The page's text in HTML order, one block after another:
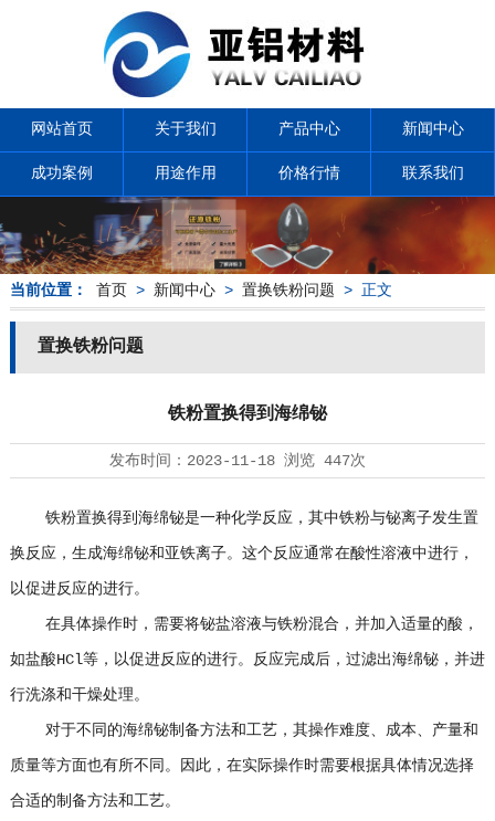
网站首页 关于我们 产品中心 新闻中心
成功案例 用途作用 价格行情 联系我们
当前位置： 首页 > 新闻中心> 置换铁粉问题 > 正文
置换铁粉问题
铁粉置换得到海绵铋
发布时间： 2023-11-18浏览 447次
铁粉置换得到海绵铋是一种化学反应，其中铁粉与铋离子发生置
换反应，生成海绵铋和亚铁离子。这个反应通常在酸性溶液中进行，
以促进反应的进行。
在具体操作时，需要将铋盐溶液与铁粉混合，并加入适量的酸，
如盐酸HCl等，以促进反应的进行。反应完成后，过滤出海绵铋，并进
行洗涤和干燥处理。
对于不同的海绵铋制备方法和工艺，其操作难度、成本、产量和
质量等方面也有所不同。因此，在实际操作时需要根据具体情况选择
合适的制备方法和工艺。